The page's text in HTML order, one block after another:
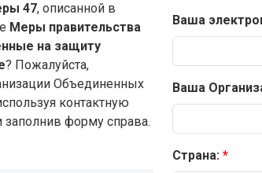
47, описанной в
Меры правительства
на защиту
? Пожалуйста,
Объединенных
контактную
форму справа.
Ваша
Ваша
Страна: